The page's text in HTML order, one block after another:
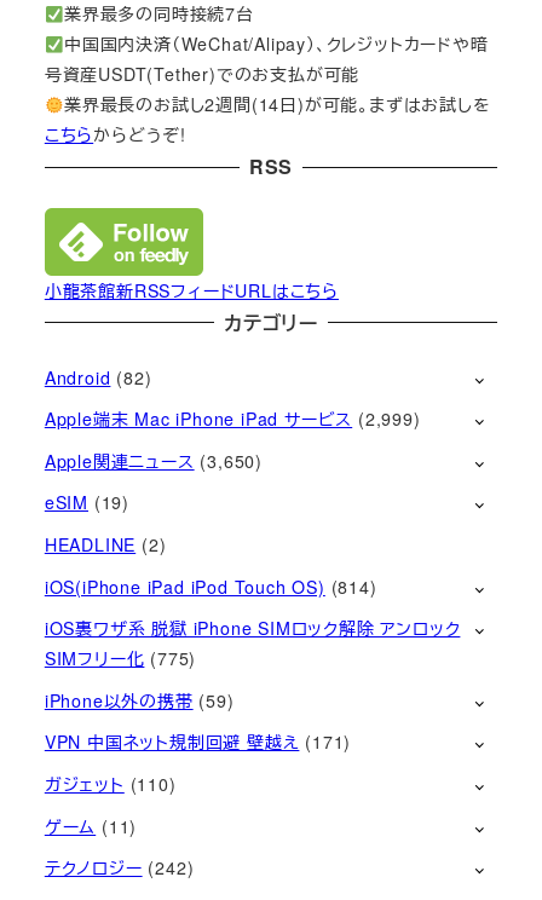
業界最多の同時接続7台
中国国内決済（WeChat/Alipay）、クレジットカードや暗
号資産USDT(Tether)でのお支払が可能
業界最長のお試し2週間(14日)が可能。まずはお試しを
こちらからどうぞ!
RSS
小龍茶館新RSSフィードURLはこちら
カテゴリー
Android (82)
Apple端末 Mac iPhone iPad サービス (2,999)
Apple関連ニュース (3,650)
eSIM (19)
HEADLINE (2)
iOS(iPhone iPad iPod Touch OS) (814)
iOS裏ワザ系 脱獄 iPhone SIMロック解除 アンロック
SIMフリー化 (775)
iPhone以外の携帯 (59)
VPN 中国ネット規制回避 壁越え (171)
ガジェット (110)
ゲーム (11)
テクノロジー (242)